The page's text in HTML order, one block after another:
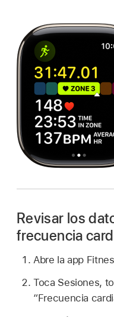
Revisar los
frecuencia
Abre la app
Toca Sesiones,
“Frecuencia